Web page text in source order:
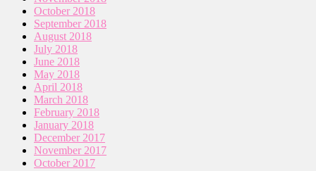
October 2018
September 2018
August 2018
July 2018
June 2018
May 2018
April 2018
March 2018
February 2018
January 2018
December 2017
November 2017
October 2017